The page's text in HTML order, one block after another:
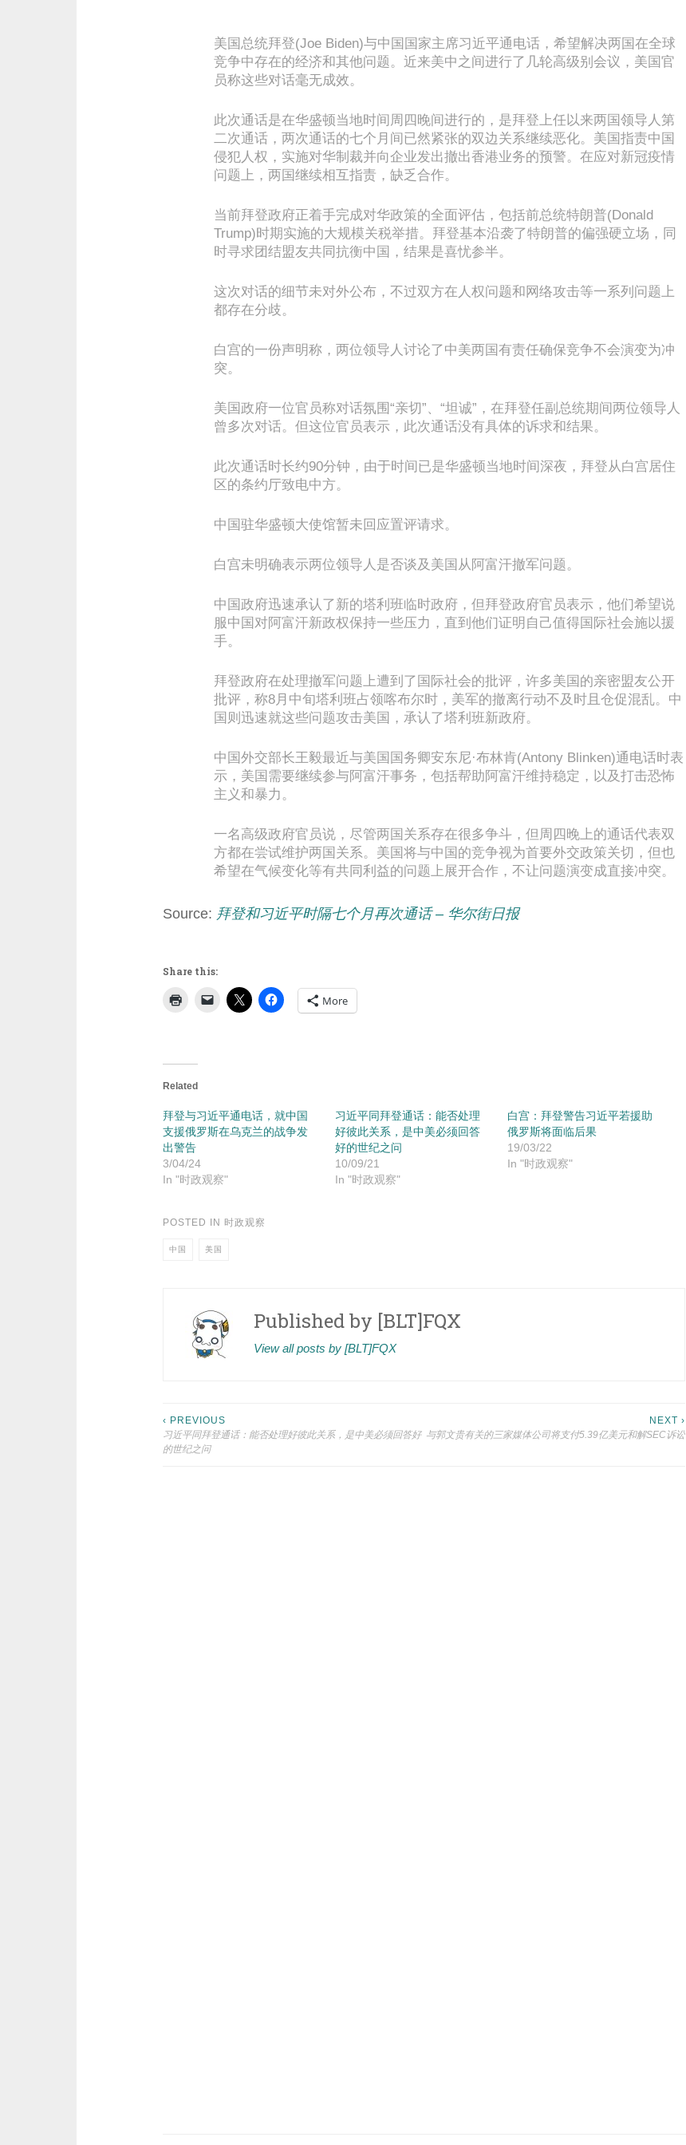
美国总统拜登(Joe Biden)与中国国家主席习近平通电话，希望解决两国在全球
竞争中存在的经济和其他问题。近来美中之间进行了几轮高级别会议，美国官
员称这些对话毫无成效。
此次通话是在华盛顿当地时间周四晚间进行的，是拜登上任以来两国领导人第
二次通话，两次通话的七个月间已然紧张的双边关系继续恶化。美国指责中国
侵犯人权，实施对华制裁并向企业发出撤出香港业务的预警。在应对新冠疫情
问题上，两国继续相互指责，缺乏合作。
当前拜登政府正着手完成对华政策的全面评估，包括前总统特朗普(Donald
Trump)时期实施的大规模关税举措。拜登基本沿袭了特朗普的偏强硬立场，同
时寻求团结盟友共同抗衡中国，结果是喜忧参半。
这次对话的细节未对外公布，不过双方在人权问题和网络攻击等一系列问题上
都存在分歧。
白宫的一份声明称，两位领导人讨论了中美两国有责任确保竞争不会演变为冲
突。
美国政府一位官员称对话氛围“亲切”、“坦诚”，在拜登任副总统期间两位领导人
曾多次对话。但这位官员表示，此次通话没有具体的诉求和结果。
此次通话时长约90分钟，由于时间已是华盛顿当地时间深夜，拜登从白宫居住
区的条约厅致电中方。
中国驻华盛顿大使馆暂未回应置评请求。
白宫未明确表示两位领导人是否谈及美国从阿富汗撤军问题。
中国政府迅速承认了新的塔利班临时政府，但拜登政府官员表示，他们希望说
服中国对阿富汗新政权保持一些压力，直到他们证明自己值得国际社会施以援
手。
拜登政府在处理撤军问题上遭到了国际社会的批评，许多美国的亲密盟友公开
批评，称8月中旬塔利班占领喀布尔时，美军的撤离行动不及时且仓促混乱。中
国则迅速就这些问题攻击美国，承认了塔利班新政府。
中国外交部长王毅最近与美国国务卿安东尼·布林肯(Antony Blinken)通电话时表
示，美国需要继续参与阿富汗事务，包括帮助阿富汗维持稳定，以及打击恐怖
主义和暴力。
一名高级政府官员说，尽管两国关系存在很多争斗，但周四晚上的通话代表双
方都在尝试维护两国关系。美国将与中国的竞争视为首要外交政策关切，但也
希望在气候变化等有共同利益的问题上展开合作，不让问题演变成直接冲突。
Source: 拜登和习近平时隔七个月再次通话 – 华尔街日报
Share this:
More
Related
拜登与习近平通电话，就中国
支援俄罗斯在乌克兰的战争发
出警告
3/04/24
In "时政观察"
习近平同拜登通话：能否处理
好彼此关系，是中美必须回答
好的世纪之问
10/09/21
In "时政观察"
白宫：拜登警告习近平若援助
俄罗斯将面临后果
19/03/22
In "时政观察"
POSTED IN 时政观察
中国 美国
Published by [BLT]FQX
View all posts by [BLT]FQX
Post
navigation
‹ PREVIOUS
习近平同拜登通话：能否处理好彼此关系，是中美必须回答好
的世纪之问
NEXT ›
与郭文贵有关的三家媒体公司将支付5.39亿美元和解SEC诉讼